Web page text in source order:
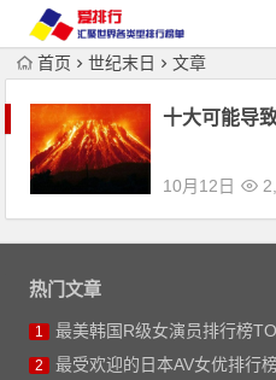
首页 世纪末日 文章
十大可能导
10月12日
热门文章
1 最美韩国R级女演员排行榜
2 最受欢迎的日本AV女优排行